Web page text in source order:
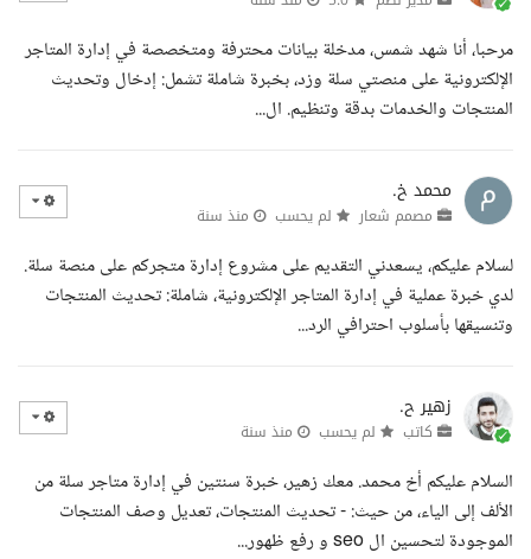
مرحبا، أنا شهد شمس، مدخلة بيانات محترفة ومتخصصة في إدارة المتاجر
الإلكترونية على منصتي سلة وزد، بخبرة شاملة تشمل: إدخال وتحديث
المنتجات والخدمات بدقة وتنظيم. ال...
محمد خ.
مصمم شعار لم يحسب منذ سنة
لسلام عليكم، يسعدني التقديم على مشروع إدارة متجركم على منصة سلة.
لدي خبرة عملية في إدارة المتاجر الإلكترونية، شاملة: تحديث المنتجات
وتنسيقها بأسلوب احترافي الرد...
زهير ح.
كاتب لم يحسب منذ سنة
السلام عليكم أخ محمد. معك زهير، خبرة سنتين في إدارة متاجر سلة من
الألف إلى الياء، من حيث: - تحديث المنتجات، تعديل وصف المنتجات
الموجودة لتحسين ال seo و رفع ظهور...